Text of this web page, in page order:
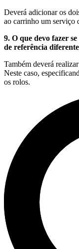
Deverá adicionar os
ao carrinho um serviço
9. O que devo fazer
de referência
Também deverá
Neste caso,
os rolos.